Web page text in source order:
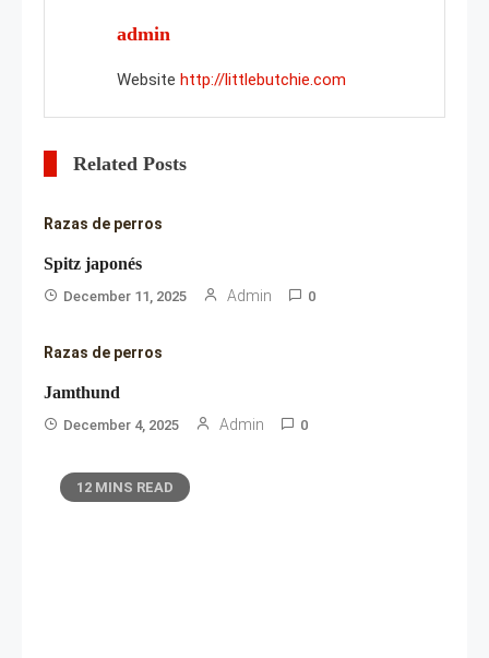
admin
Website http://littlebutchie.com
Related Posts
Razas de perros
Spitz japonés
December 11, 2025 Admin 0
Razas de perros
Jamthund
December 4, 2025 Admin 0
12 MINS READ